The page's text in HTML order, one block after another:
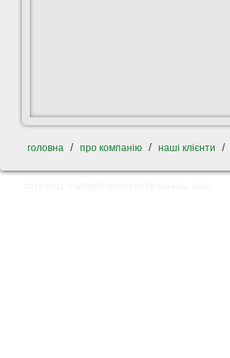
головна / про компанію / наші клієнти /